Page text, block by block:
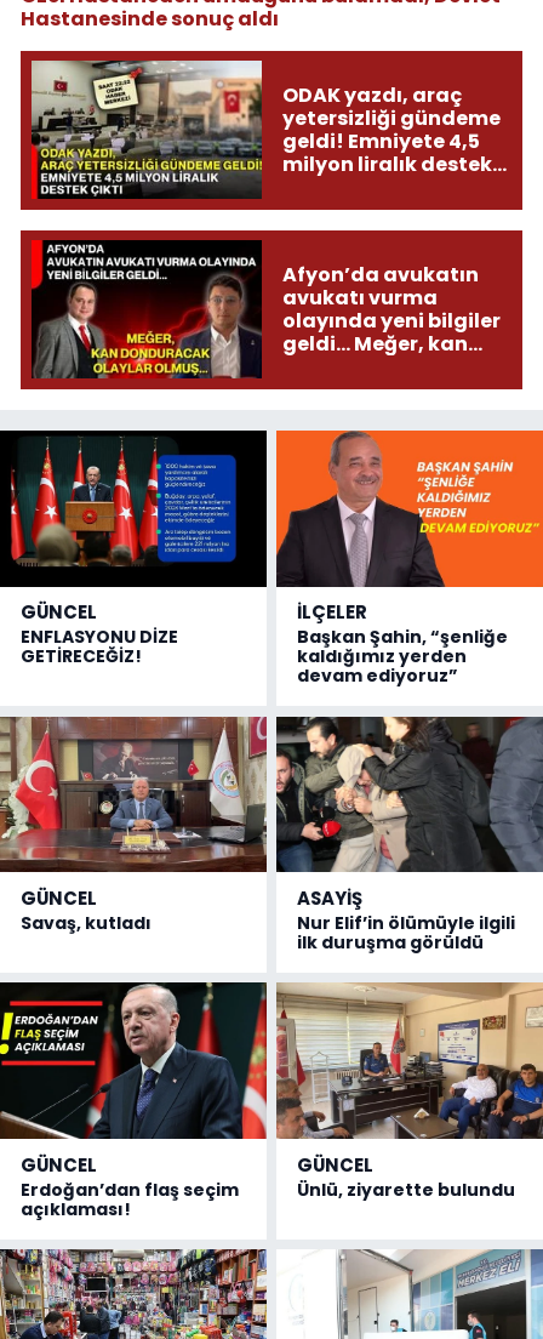
Hastanesinde sonuç aldı
ODAK yazdı, araç
yetersizliği gündeme
geldi! Emniyete 4,5
milyon liralık destek
Afyon’da avukatın
avukatı vurma
olayında yeni bilgiler
geldi... Meğer, kan
olmuş...
GÜNCEL
ENFLASYONU DİZE
GETİRECEĞİZ!
İLÇELER
Başkan Şahin, “şenliğe
kaldığımız yerden
devam ediyoruz”
GÜNCEL
Savaş, kutladı
ASAYİŞ
Nur Elif’in ölümüyle ilgili
ilk duruşma görüldü
GÜNCEL
Erdoğan’dan flaş seçim
açıklaması!
GÜNCEL
Ünlü, ziyarette bulundu